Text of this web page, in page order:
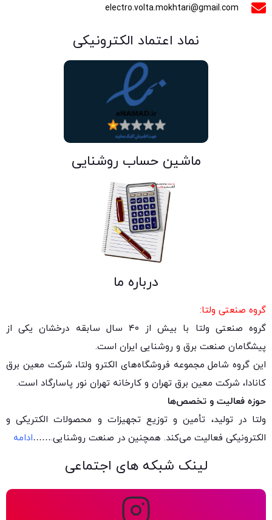
electro.volta.mokhtari@gmail.com
نماد اعتماد الکترونیکی
ماشین حساب روشنایی
درباره ما
گروه صنعتی ولتا:
گروه صنعتی ولتا با بیش از ۴۰ سال سابقه درخشان یکی از
پیشگامان صنعت برق و روشنایی ایران است.
این گروه شامل مجموعه فروشگاه‌های الکترو ولتا، شرکت معین برق
کانادا، شرکت معین برق تهران و کارخانه تهران نور پاسارگاد است.
حوزه فعالیت و تخصص‌ها
ولتا در تولید، تأمین و توزیع تجهیزات و محصولات الکتریکی و
الکترونیکی فعالیت می‌کند. همچنین در صنعت روشنایی.……ادامه
لینک شبکه های اجتماعی